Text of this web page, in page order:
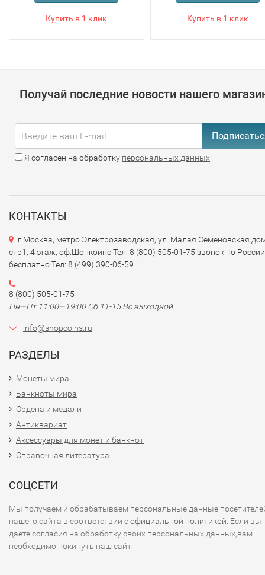
Получай последние новости нашего
Я согласен на обработку персональных данных
КОНТАКТЫ
г.Москва, метро Электрозаводская, ул. Малая Семеновская
стр1, 4 этаж, оф.Шопкоинс Тел: 8 (800) 505-01-75 звонок по России
бесплатно Тел: 8 (499) 390-06-59
8 (800) 505-01-75
Пн—Пт 11:00—19:00 Сб 11-15 Вс выходной
info@shopcoins.ru
РАЗДЕЛЫ
Монеты мира
Банкноты мира
Ордена и медали
Антиквариат
Аксессуары для монет и банкнот
Справочная литература
СОЦСЕТИ
Мы получаем и обрабатываем персональные данные
нашего сайта в соответствии софициальной политикой . Если вы
даете согласия на обработку своих персональных данных,вам
необходимо покинуть наш сайт.